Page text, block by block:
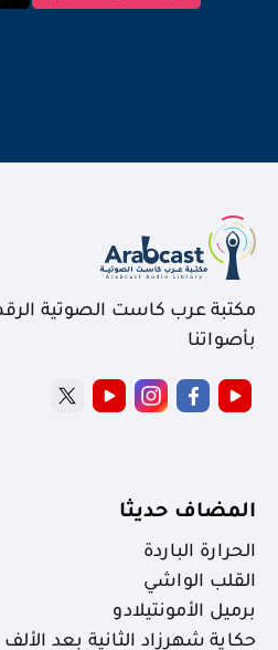
مكتبة عرب كاست الصوتية
بأصواتنا
المضاف حديثا
الحرارة الباردة
القلب الواشي
برميل الأمونتيلادو
حكاية شهرزاد الثانية بعد الألف